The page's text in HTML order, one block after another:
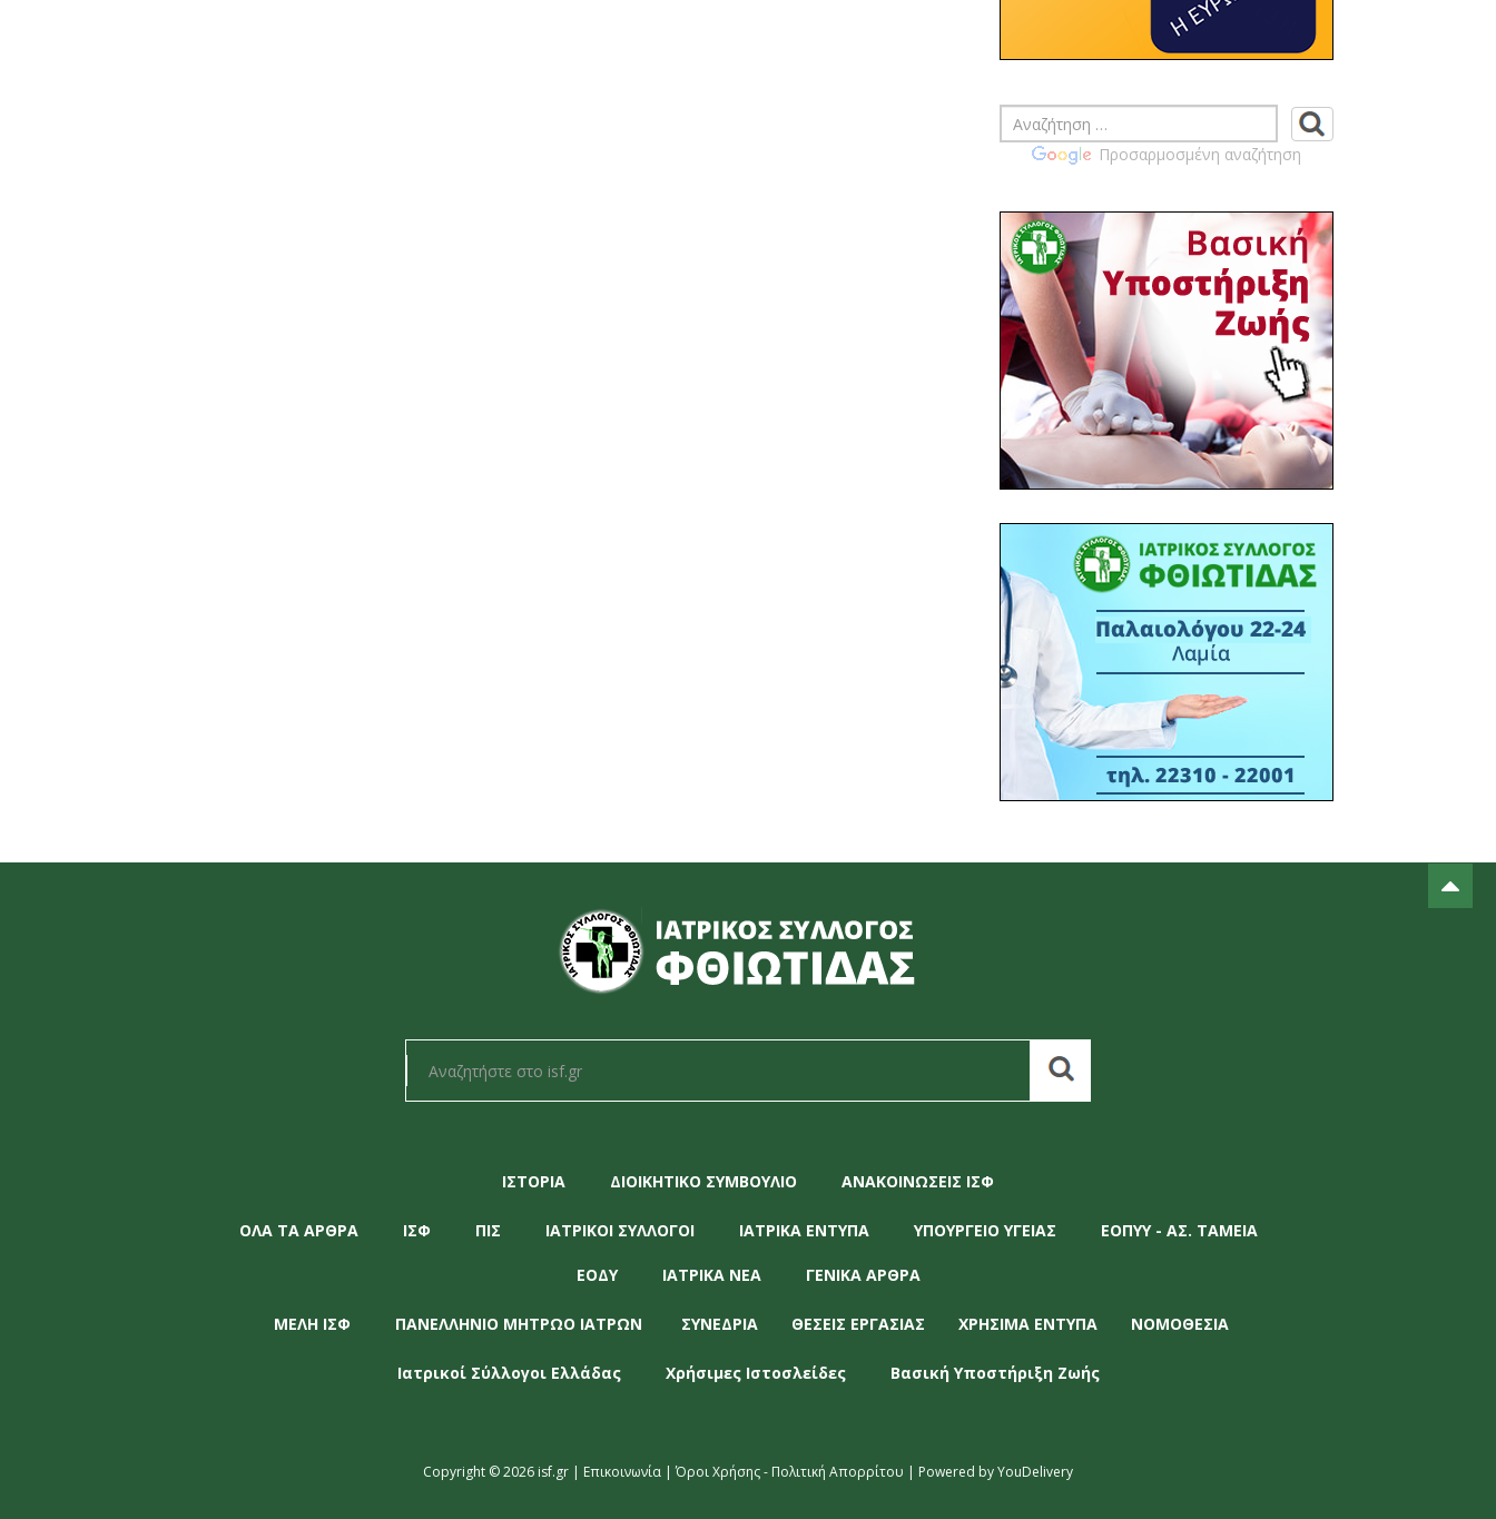
ΙΣ ΦΘΙΩΤΙΔΑΣ - ΠΡΟΣΚΛΗΣΗ ΓΙΑ
ΠΡΑΓΜΑΤΟΠΟΙΗΣΗ
ΕΚΛΟΓΟΑΠΟΛΟΓΙΣΤΙΚΗΣ ΓΕΝΙΚΗΣ
ΙΣ ΦΘΙΩΤΙΔΑΣ - ΚΟΙΝΟΠΟΙΗΣΗ
ΕΓΓΡΑΦΩΝ ΠΙΣ ΣΧΕΤΙΚΑ ΜΕ ΤΗΝ
ΙΟΥΝΙΟΥ 2026 ΠΡΟΣ ΕΝΗΜΕΡΩΣΗ ΣΑΣ
14:39 03/04
ΙΣ ΦΘΙΩΤΙΔΑΣ - ΠΡΟΣΚΛΗΣΗ ΓΙΑ
ΕΤΗΣΙΑ ΓΕΝΙΚΗ ΣΥΝΕΛΕΥΣΗ ΙΣΦ
ΤΕΤΑΡΤΗ 22-04-2026 19:00 Μ.Μ.
14:02 02/04
ΙΣ ΦΘΙΩΤΙΔΑΣ - ΚΟΙΝΟΠΟΙΗΣΗ
ΠΡΟΚΥΡΗΞΗΣ ΓΙΑ ΔΙΕΝΕΡΓΕΙΑ ΕΚΛΟΓΩΝ
ΓΙΑ ΑΝΑΠΛΗΡΩΣΗ ΜΕΛΟΥΣ
ΕΞΕΛΕΓΚΤΙΚΗΣ ΕΠΙΤΡΟΠΗΣ
11:03 30/03
πάνελ του Επιμελητηρίου
Φθιώτιδας στο STAR FORUM IV
15:38 13/03
ΙΣ ΦΘΙΩΤΙΔΑΣ - ΔΕΛΤΙΟ ΤΥΠΟΥ -
ΣΥΝΔΙΟΡΓΑΝΩΣΗ ΕΝΗΜΕΡΩΤΙΚΗΣ
ΕΚΔΗΛΩΣΗ ΙΣΦ ΜΕ ΠΟΛΙΤΙΣΤΙΚΟ
ΣΥΛΛΟΓΟ Μ. ΒΡΥΣΗΣ- 16-03-2026
ΑΙΘΟΥΣΑ ΠΟΛΛΑΠΛΩΝ ΧΡΗΣΕΩΝ Μ.
ΒΡΥΣΗΣ - ΩΡΑ 18:30Μ.Μ.
14:22 06/03
ΠΡΟΣΚΛΗΣ ΣΕ ΕΚΔΗΛΩΣΗ
Προσαρμοσμένη αναζήτηση
ΙΣΤΟΡΙΑ ΔΙΟΙΚΗΤΙΚΟ ΣΥΜΒΟΥΛΙΟ ΑΝΑΚΟΙΝΩΣΕΙΣ ΙΣΦ
ΟΛΑ ΤΑ ΑΡΘΡΑ ΙΣΦ ΠΙΣ ΙΑΤΡΙΚΟΙ ΣΥΛΛΟΓΟΙ ΙΑΤΡΙΚΑ ΕΝΤΥΠΑ ΥΠΟΥΡΓΕΙΟ ΥΓΕΙΑΣ ΕΟΠΥΥ - ΑΣ. ΤΑΜΕΙΑ
ΕΟΔΥ ΙΑΤΡΙΚΑ ΝΕΑ ΓΕΝΙΚΑ ΑΡΘΡΑ
ΜΕΛΗ ΙΣΦ ΠΑΝΕΛΛΗΝΙΟ ΜΗΤΡΩΟ ΙΑΤΡΩΝ ΣΥΝΕΔΡΙΑ ΘΕΣΕΙΣ ΕΡΓΑΣΙΑΣ ΧΡΗΣΙΜΑ ΕΝΤΥΠΑ ΝΟΜΟΘΕΣΙΑ
Ιατρικοί Σύλλογοι Ελλάδας Χρήσιμες Ιστοσλείδες Βασική Υποστήριξη Ζωής
Copyright © 2026 isf.gr | Επικοινωνία |Όροι Χρήσης - Πολιτική Απορρίτου | Powered byYouDelivery